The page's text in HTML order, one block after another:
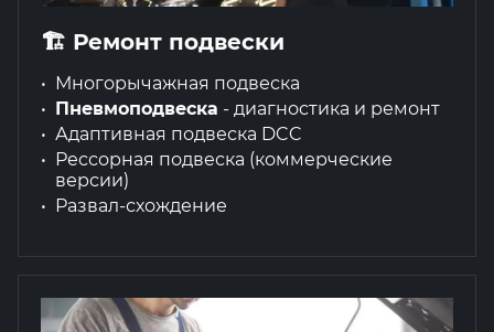
🏗 Ремонт подвески
Многорычажная подвеска
Пневмоподвеска - диагностика и ремонт
Адаптивная подвеска DCC
Рессорная подвеска (коммерческие
версии)
Развал-схождение